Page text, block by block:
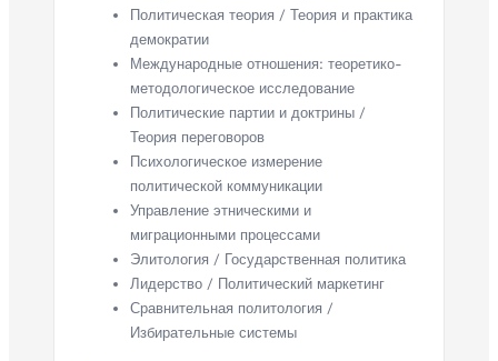
Политическая теория / Теория и практика
демократии
Международные отношения: теоретико-
методологическое исследование
Политические партии и доктрины /
Теория переговоров
Психологическое измерение
политической коммуникации
Управление этническими и
миграционными процессами
Элитология / Государственная политика
Лидерство / Политический маркетинг
Сравнительная политология /
Избирательные системы